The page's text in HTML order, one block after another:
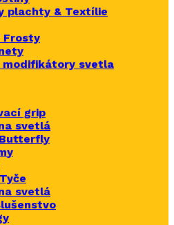
plachty & Textílie
Frosty
modifikátory svetla
grip
svetlá
y
svetlá